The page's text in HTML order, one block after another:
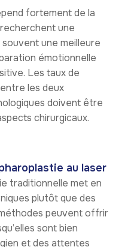
fortement de la
une
une meilleure
émotionnelle
Les taux de
les deux
doivent être
chirurgicaux.
au laser
traditionnelle met en
plutôt que des
peuvent offrir
sont bien
et des attentes